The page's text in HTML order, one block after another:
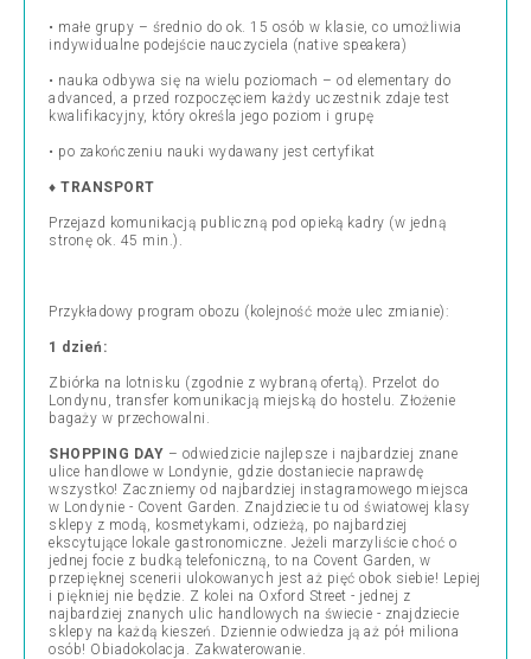
• małe grupy – średnio do ok. 15 osób w klasie, co umożliwia
indywidualne podejście nauczyciela (native speakera)
• nauka odbywa się na wielu poziomach – od elementary do
advanced, a przed rozpoczęciem każdy uczestnik zdaje test
kwalifikacyjny, który określa jego poziom i grupę
• po zakończeniu nauki wydawany jest certyfikat
♦ TRANSPORT
Przejazd komunikacją publiczną pod opieką kadry (w jedną
stronę ok. 45 min.).
Przykładowy program obozu (kolejność może ulec zmianie):
1 dzień:
Zbiórka na lotnisku (zgodnie z wybraną ofertą). Przelot do
Londynu, transfer komunikacją miejską do hostelu. Złożenie
bagaży w przechowalni.
SHOPPING DAY – odwiedzicie najlepsze i najbardziej znane
ulice handlowe w Londynie, gdzie dostaniecie naprawdę
wszystko! Zaczniemy od najbardziej instagramowego miejsca
w Londynie - Covent Garden. Znajdziecie tu od światowej klasy
sklepy z modą, kosmetykami, odzieżą, po najbardziej
ekscytujące lokale gastronomiczne. Jeżeli marzyliście choć o
jednej focie z budką telefoniczną, to na Covent Garden, w
przepięknej scenerii ulokowanych jest aż pięć obok siebie! Lepiej
i piękniej nie będzie. Z kolei na Oxford Street - jednej z
najbardziej znanych ulic handlowych na świecie - znajdziecie
sklepy na każdą kieszeń. Dziennie odwiedza ją aż pół miliona
osób! Obiadokolacja. Zakwaterowanie.